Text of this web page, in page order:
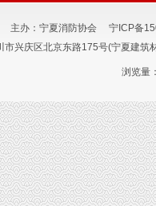
主办：宁夏消防协会宁ICP备
市兴庆区北京东路175号(宁夏
浏览量